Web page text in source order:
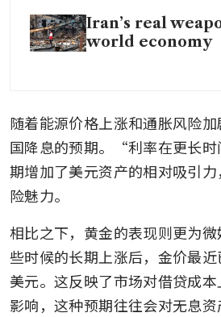
Iran’s real
world economy
随着能源价格上涨和通胀风险
国降息的预期。“利率在更长
期增加了美元资产的相对吸引
险魅力。
相比之下，黄金的表现则更为
些时候的长期上涨后，金价最
美元。这反映了市场对借贷成
影响，这种预期往往会对无息资